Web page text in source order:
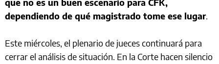
que no es un buen escenario para CFK,
dependiendo de qué magistrado tome ese lugar.
Este miércoles, el plenario de jueces continuará para
cerrar el análisis de situación. En la Corte hacen silencio